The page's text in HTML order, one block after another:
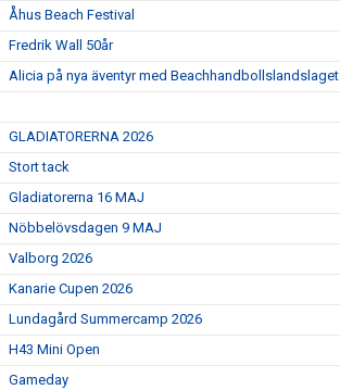
Åhus Beach Festival
Fredrik Wall 50år
Alicia på nya äventyr med Beachhandbollslandslaget
GLADIATORERNA 2026
Stort tack
Gladiatorerna 16 MAJ
Nöbbelövsdagen 9 MAJ
Valborg 2026
Kanarie Cupen 2026
Lundagård Summercamp 2026
H43 Mini Open
Gameday